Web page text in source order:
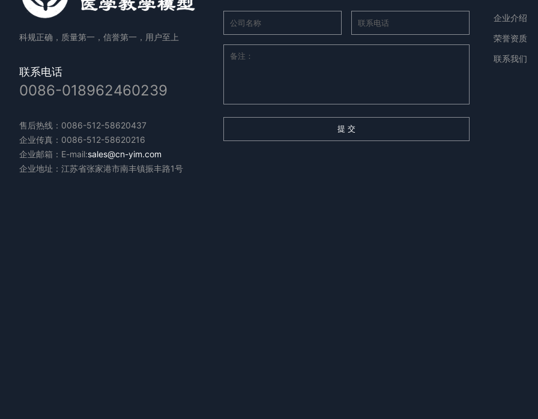
科规正确，质量第一，信誉第一，用户至上
联系电话
0086-018962460239
售后热线：0086-512-58620437
企业传真：0086-512-58620216
企业邮箱：E-mail:sales@cn-yim.com
企业地址：江苏省张家港市南丰镇振丰路1号
提 交
企业介绍
荣誉资质
联系我们